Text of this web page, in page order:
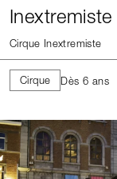
Inextremiste
Cirque Inextremiste
Cirque Dès 6 ans